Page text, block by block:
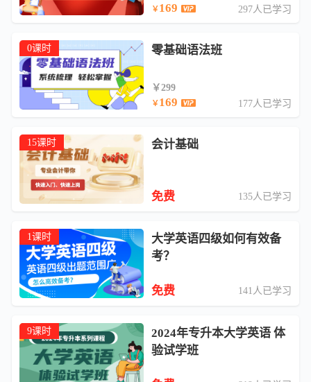
￥169 297人已学习
0课时 零基础语法班
￥299
￥169 177人已学习
15课时 会计基础
免费 135人已学习
1课时
大学英语四级如何有效备
考？
免费 141人已学习
9课时
2024年专升本大学英语 体
验试学班